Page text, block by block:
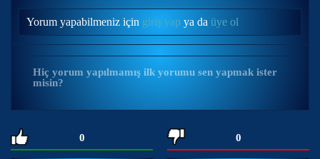
Yorum yapabilmeniz için giriş yap ya da üye ol
Hiç yorum yapılmamış ilk yorumu sen yapmak ister
misin?
0 0